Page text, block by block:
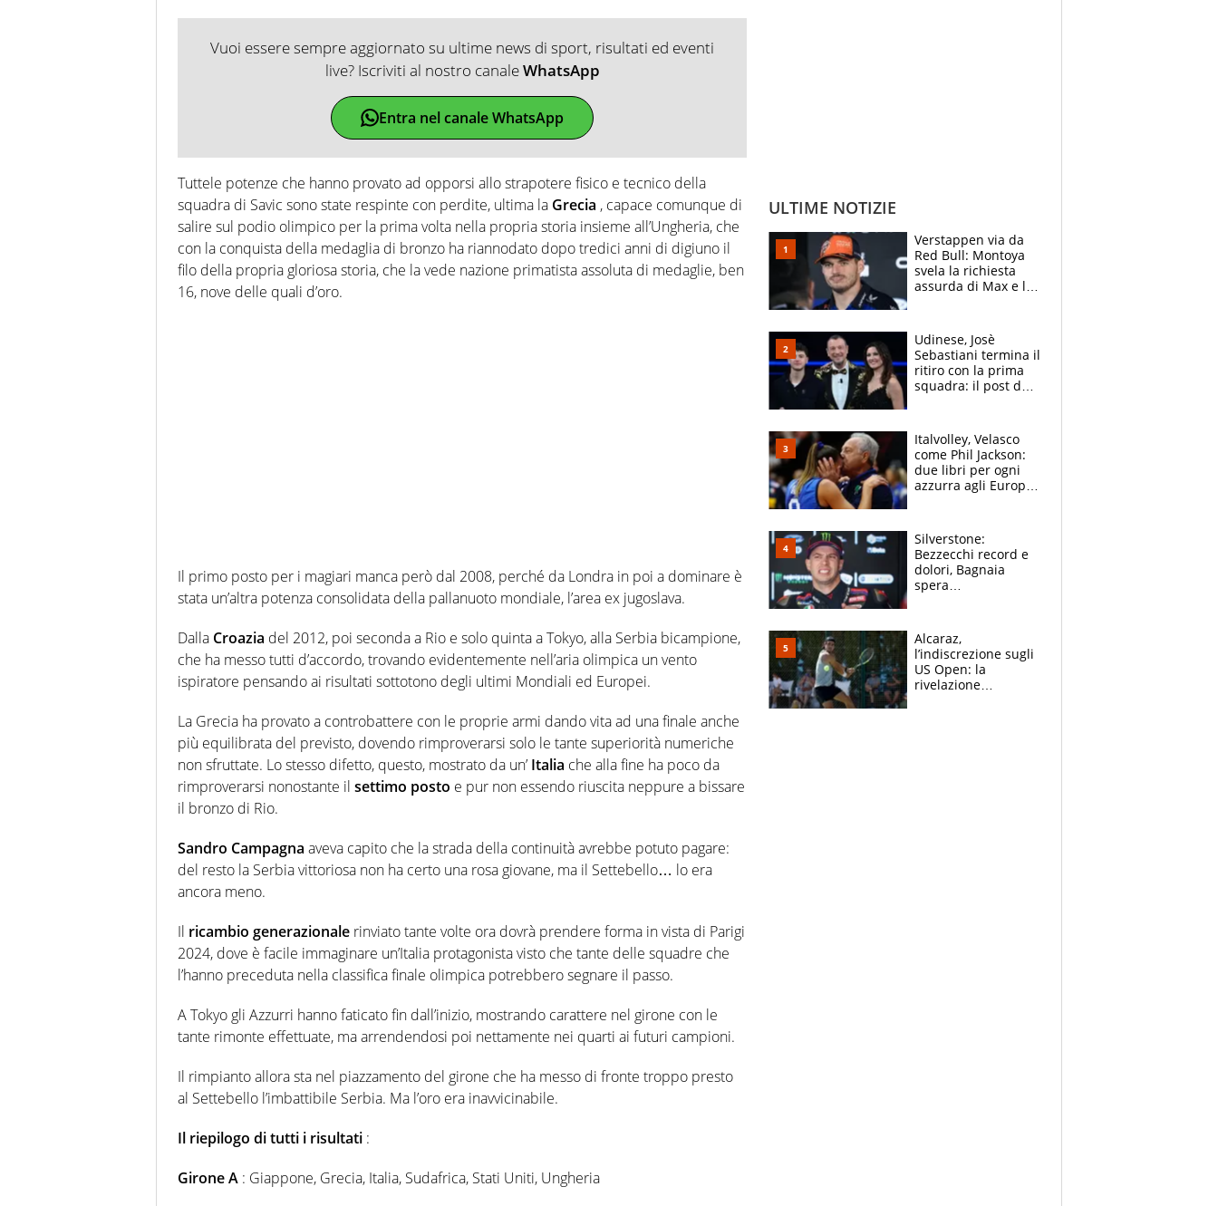
Vuoi essere sempre aggiornato su ultime news di sport, risultati ed eventi
live? Iscriviti al nostro canaleWhatsApp
Entra nel canale WhatsApp
Tuttele potenze che hanno provato ad opporsi allo strapotere fisico e tecnico della
squadra di Savic sono state respinte con perdite, ultima la Grecia , capace comunque di
salire sul podio olimpico per la prima volta nella propria storia insieme all’Ungheria, che
con la conquista della medaglia di bronzo ha riannodato dopo tredici anni di digiuno il
filo della propria gloriosa storia, che la vede nazione primatista assoluta di medaglie, ben
16, nove delle quali d’oro.
Il primo posto per i magiari manca però dal 2008, perché da Londra in poi a dominare è
stata un’altra potenza consolidata della pallanuoto mondiale, l’area ex jugoslava.
Dalla Croazia del 2012, poi seconda a Rio e solo quinta a Tokyo, alla Serbia bicampione,
che ha messo tutti d’accordo, trovando evidentemente nell’aria olimpica un vento
ispiratore pensando ai risultati sottotono degli ultimi Mondiali ed Europei.
La Grecia ha provato a controbattere con le proprie armi dando vita ad una finale anche
più equilibrata del previsto, dovendo rimproverarsi solo le tante superiorità numeriche
non sfruttate. Lo stesso difetto, questo, mostrato da un’ Italia che alla fine ha poco da
rimproverarsi nonostante il settimo posto e pur non essendo riuscita neppure a bissare
il bronzo di Rio.
Sandro Campagna aveva capito che la strada della continuità avrebbe potuto pagare:
del resto la Serbia vittoriosa non ha certo una rosa giovane, ma il Settebello… lo era
ancora meno.
Il ricambio generazionale rinviato tante volte ora dovrà prendere forma in vista di Parigi
2024, dove è facile immaginare un’Italia protagonista visto che tante delle squadre che
l’hanno preceduta nella classifica finale olimpica potrebbero segnare il passo.
A Tokyo gli Azzurri hanno faticato fin dall’inizio, mostrando carattere nel girone con le
tante rimonte effettuate, ma arrendendosi poi nettamente nei quarti ai futuri campioni.
Il rimpianto allora sta nel piazzamento del girone che ha messo di fronte troppo presto
al Settebello l’imbattibile Serbia. Ma l’oro era inavvicinabile.
Il riepilogo di tutti i risultati :
Girone A : Giappone, Grecia, Italia, Sudafrica, Stati Uniti, Ungheria
ULTIME NOTIZIE
Verstappen via da
Red Bull: Montoya
svela la richiesta
assurda di Max e lo
McLaren siano
meglio?”
Udinese, Josè
Sebastiani termina il
ritiro con la prima
squadra: il post del
sfondo
Italvolley, Velasco
come Phil Jackson:
due libri per ogni
azzurra agli Europei.
Silverstone:
Bezzecchi record e
dolori, Bagnaia
spera
e vota Aprilia
Alcaraz,
l’indiscrezione sugli
US Open: la
rivelazione